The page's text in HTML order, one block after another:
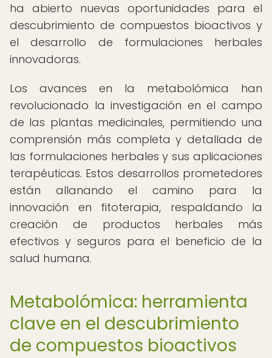
ha abierto nuevas oportunidades para el
descubrimiento de compuestos bioactivos y
el desarrollo de formulaciones herbales
innovadoras.
Los avances en la metabolómica han
revolucionado la investigación en el campo
de las plantas medicinales, permitiendo una
comprensión más completa y detallada de
las formulaciones herbales y sus aplicaciones
terapéuticas. Estos desarrollos prometedores
están allanando el camino para la
innovación en fitoterapia, respaldando la
creación de productos herbales más
efectivos y seguros para el beneficio de la
salud humana.
Metabolómica: herramienta
clave en el descubrimiento
de compuestos bioactivos